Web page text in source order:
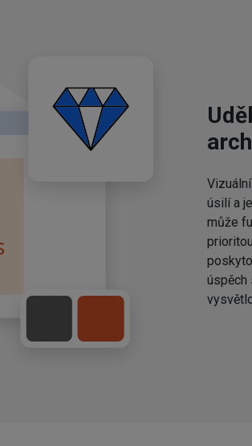
úsilí a
může
úspěch